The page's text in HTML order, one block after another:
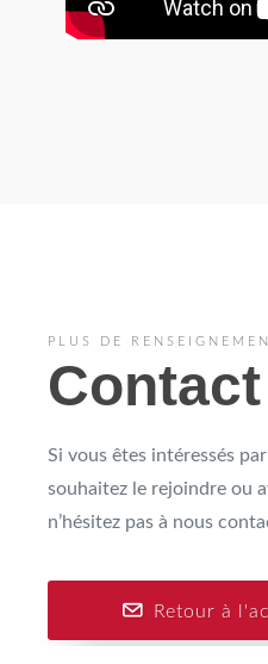
PLUS DE
Contact
Si vous êtes intéressés
souhaitez le rejoindre ou
n’hésitez pas à nous
Retour à